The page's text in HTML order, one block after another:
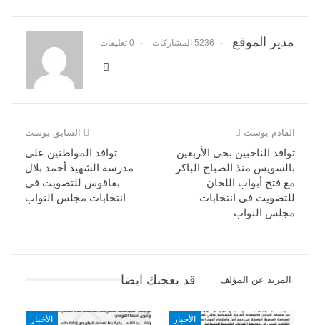
مدير الموقع 5236 المشاركات 0 تعليقات
السابق بوست
توافد المواطنين على
مدرسة الشهيد أحمد بلال
بفاقوس للتصويت في
انتخابات مجلس النواب
القادم بوست
توافد الناخبين بحى الأربعين
بالسويس منذ الصباح الباكر
مع فتح أبواب اللجان
للتصويت في انتخابات
مجلس النواب
قد يعجبك ايضا المزيد عن المؤلف
الأخبار الأخبار